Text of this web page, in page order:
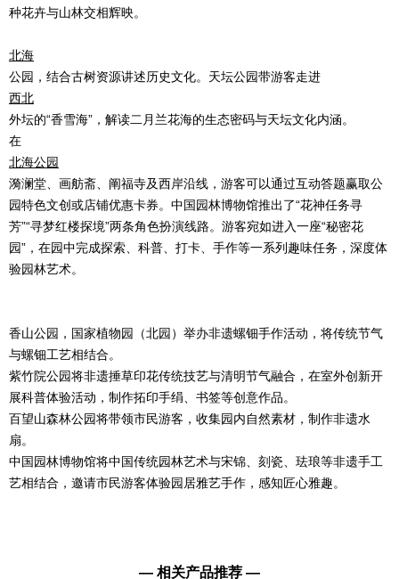
种花卉与山林交相辉映。
北海
公园，结合古树资源讲述历史文化。天坛公园带游客走进
西北
外坛的“香雪海”，解读二月兰花海的生态密码与天坛文化内涵。
在
北海公园
漪澜堂、画舫斋、阐福寺及西岸沿线，游客可以通过互动答题赢取公
园特色文创或店铺优惠卡券。中国园林博物馆推出了“花神任务寻
芳”“寻梦红楼探境”两条角色扮演线路。游客宛如进入一座“秘密花
园”，在园中完成探索、科普、打卡、手作等一系列趣味任务，深度体
验园林艺术。
香山公园，国家植物园（北园）举办非遗螺钿手作活动，将传统节气
与螺钿工艺相结合。
紫竹院公园将非遗捶草印花传统技艺与清明节气融合，在室外创新开
展科普体验活动，制作拓印手绢、书签等创意作品。
百望山森林公园将带领市民游客，收集园内自然素材，制作非遗水
扇。
中国园林博物馆将中国传统园林艺术与宋锦、刻瓷、珐琅等非遗手工
艺相结合，邀请市民游客体验园居雅艺手作，感知匠心雅趣。
— 相关产品推荐 —